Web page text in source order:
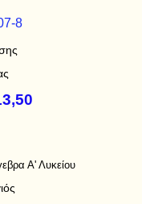
8
Α' Λυκείου